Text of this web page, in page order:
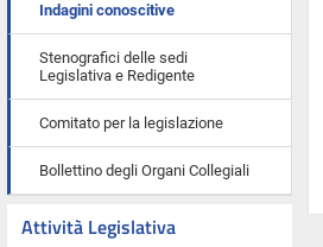
Indagini conoscitive
Stenografici delle sedi
Legislativa e Redigente
Comitato per la legislazione
Bollettino degli Organi Collegiali
Attività Legislativa